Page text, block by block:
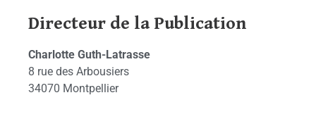
Directeur de la Publication
Charlotte Guth-Latrasse
8 rue des Arbousiers
34070 Montpellier